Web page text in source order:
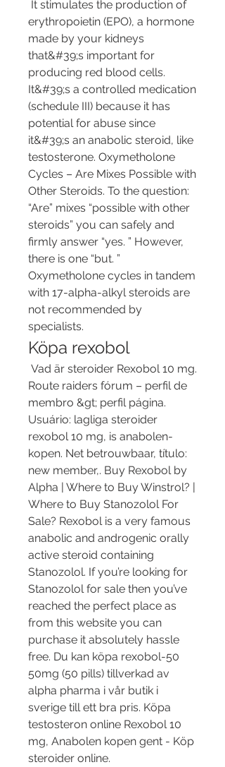
erythropoietin (EPO), a hormone
made by your kidneys
that&#39;s important for
producing red blood cells.
It&#39;s a controlled medication
(schedule III) because it has
potential for abuse since
it&#39;s an anabolic steroid, like
testosterone. Oxymetholone
Cycles – Are Mixes Possible with
Other Steroids. To the question:
“Are” mixes “possible with other
steroids” you can safely and
firmly answer “yes. ” However,
there is one “but. ”
Oxymetholone cycles in tandem
with 17-alpha-alkyl steroids are
not recommended by
specialists.
Köpa rexobol
Route raiders fórum – perfil de
membro &gt; perfil página.
Usuário: lagliga steroider
rexobol 10 mg, is anabolen-
kopen. Net betrouwbaar, título:
new member,. Buy Rexobol by
Alpha | Where to Buy Winstrol? |
Where to Buy Stanozolol For
Sale? Rexobol is a very famous
anabolic and androgenic orally
active steroid containing
Stanozolol. If you’re looking for
Stanozolol for sale then you’ve
reached the perfect place as
from this website you can
purchase it absolutely hassle
free. Du kan köpa rexobol-50
50mg (50 pills) tillverkad av
alpha pharma i vår butik i
sverige till ett bra pris. Köpa
testosteron online Rexobol 10
mg, Anabolen kopen gent - Köp
steroider online.